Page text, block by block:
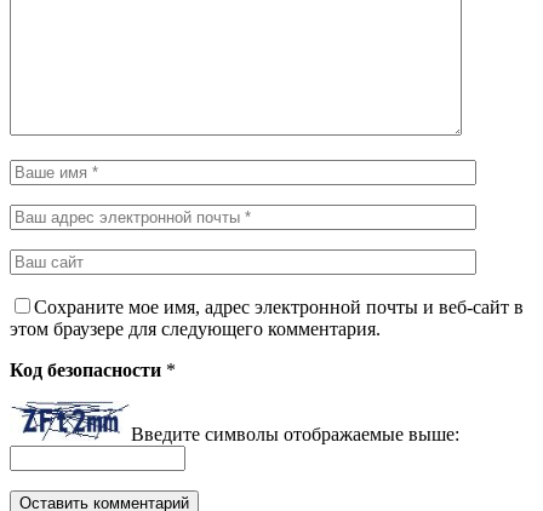
Сохраните мое имя, адрес электронной почты и веб-сайт в
этом браузере для следующего комментария.
Код безопасности *
Введите символы отображаемые выше: